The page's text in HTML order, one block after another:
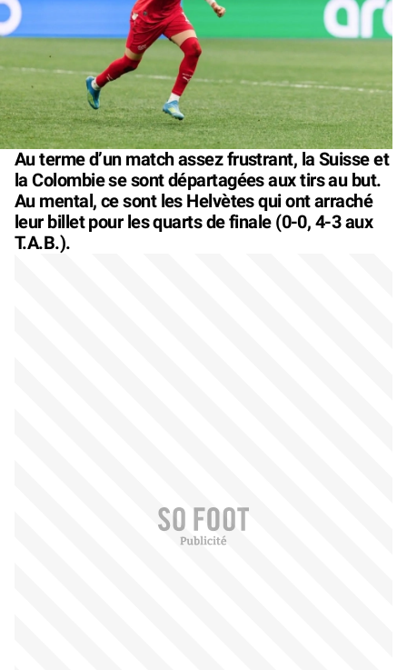
Au terme d’un match assez frustrant, la Suisse et
la Colombie se sont départagées aux tirs au but.
Au mental, ce sont les Helvètes qui ont arraché
leur billet pour les quarts de finale (0-0, 4-3 aux
T.A.B.).